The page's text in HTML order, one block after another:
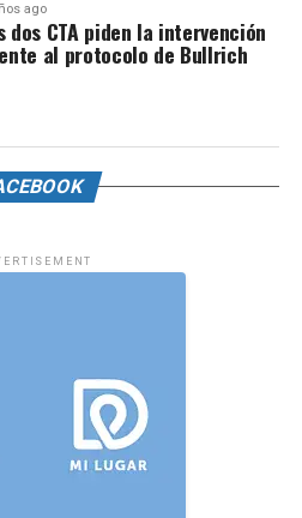
ago
dos CTA piden la intervención
al protocolo de Bullrich